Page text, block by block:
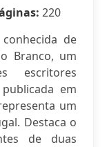
220
de
Branco, um
escritores
em
um
Destaca o
de duas